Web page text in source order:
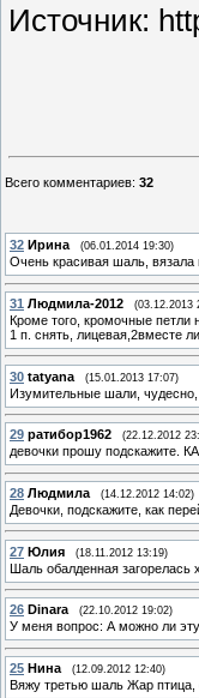
Источник:
Всего комментариев: 32
32 Ирина (06.01.2014 19:30)
Очень красивая шаль,
31 Людмила-2012 (03.12.2013
Кроме того, кромочные
1 п. снять, лицевая,2вместе
30 tatyana (15.01.2013 17:07)
Изумительные шали, чудесно,
29 ратибор1962 (22.12.2012
девочки прошу
28 Людмила (14.12.2012 14:02)
Девочки, подскажите, как
27 Юлия (18.11.2012 13:19)
Шаль обалденная загорелась
26 Dinara (22.10.2012 19:02)
У меня вопрос: А можно ли
25 Нина (12.09.2012 12:40)
Вяжу третью шаль Жар птица,